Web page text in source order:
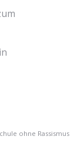
ohne Rassismus